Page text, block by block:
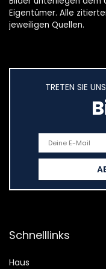
Eigentümer. Alle
jeweiligen Quellen.
TRETEN SIE
Schnelllinks
Haus